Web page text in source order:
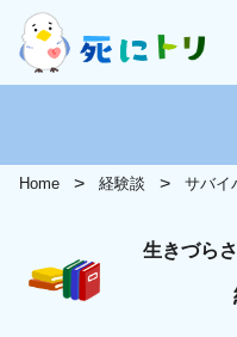
Home 経験談 サバイ
生きづら